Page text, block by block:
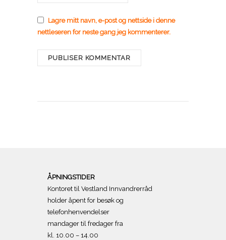
Lagre mitt navn, e-post og nettside i denne
nettleseren for neste gang jeg kommenterer.
ÅPNINGSTIDER
Kontoret til Vestland Innvandrerråd
holder åpent for besøk og
telefonhenvendelser
mandager til fredager fra
kl. 10.00 – 14.00